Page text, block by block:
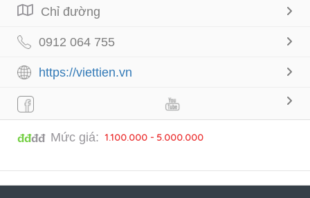
Chỉ đường
0912 064 755
https://viettien.vn
đđđđ Mức giá: 1.100.000 - 5.000.000